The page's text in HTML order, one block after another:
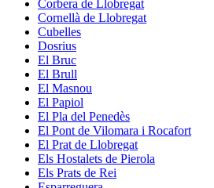
Corbera de Llobregat
Cornellà de Llobregat
Cubelles
Dosrius
El Bruc
El Brull
El Masnou
El Papiol
El Pla del Penedès
El Pont de Vilomara i Rocafort
El Prat de Llobregat
Els Hostalets de Pierola
Els Prats de Rei